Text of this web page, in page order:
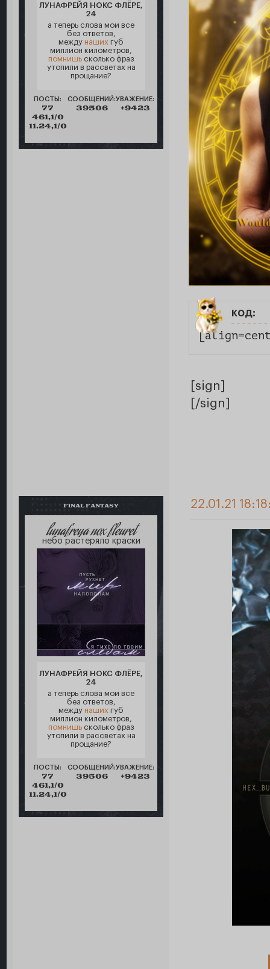
ЛУНАФРЕЙЯ НОКС ФЛЁРЕ,
24
а теперь слова мои все
без ответов,
между наших губ
миллион километров,
помнишьсколько фраз
утопили в рассветах на
прощание?
ПОСТЫ:
77
461,1/0
11.24,1/0
СООБЩЕНИЙ:
39506
УВАЖЕНИЕ:
+9423
код:
[sign]
[/sign]
FINAL FANTASY
lunafreya nox fleuret
небо растеряло краски
ЛУНАФРЕЙЯ НОКС ФЛЁРЕ,
24
а теперь слова мои все
без ответов,
между наших губ
миллион километров,
помнишьсколько фраз
утопили в рассветах на
прощание?
ПОСТЫ:
77
461,1/0
11.24,1/0
СООБЩЕНИЙ:
39506
УВАЖЕНИЕ:
+9423
22.01.21